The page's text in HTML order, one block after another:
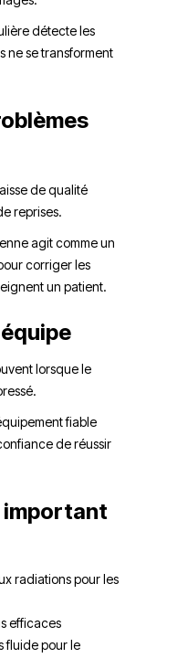
détecte les
ne se transforment
de qualité
reprises.
agit comme un
corriger les
un patient.
lorsque le
fiable
de réussir
radiations pour les
efficaces
fluide pour le